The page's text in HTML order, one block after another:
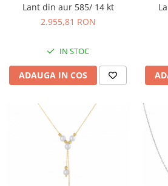
Lant din aur 585/ 14 kt
2.955,81 RON
IN STOC
ADAUGA IN COS